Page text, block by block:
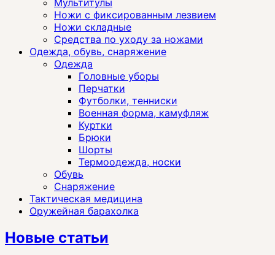
Ножи с фиксированным лезвием
Ножи складные
Средства по уходу за ножами
Одежда, обувь, снаряжение
Одежда
Головные уборы
Перчатки
Футболки, тенниски
Военная форма, камуфляж
Куртки
Брюки
Шорты
Термоодежда, носки
Обувь
Снаряжение
Тактическая медицина
Оружейная барахолка
Новые статьи